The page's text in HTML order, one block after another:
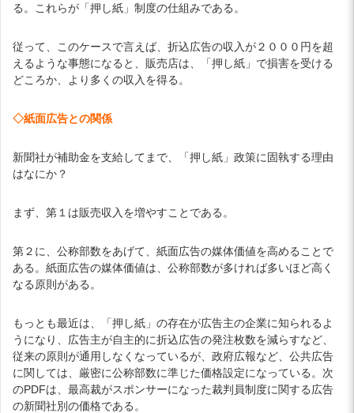
る。これらが「押し紙」制度の仕組みである。
従って、このケースで言えば、折込広告の収入が２０００円を超
えるような事態になると、販売店は、「押し紙」で損害を受ける
どころか、より多くの収入を得る。
◇紙面広告との関係
新聞社が補助金を支給してまで、「押し紙」政策に固執する理由
はなにか？
まず、第１は販売収入を増やすことである。
第２に、公称部数をあげて、紙面広告の媒体価値を高めることで
ある。紙面広告の媒体価値は、公称部数が多ければ多いほど高く
なる原則がある。
もっとも最近は、「押し紙」の存在が広告主の企業に知られるよ
うになり、広告主が自主的に折込広告の発注枚数を減らすなど、
従来の原則が通用しなくなっているが、政府広報など、公共広告
に関しては、厳密に公称部数に準じた価格設定になっている。次
のPDFは、最高裁がスポンサーになった裁判員制度に関する広告
の新聞社別の価格である。